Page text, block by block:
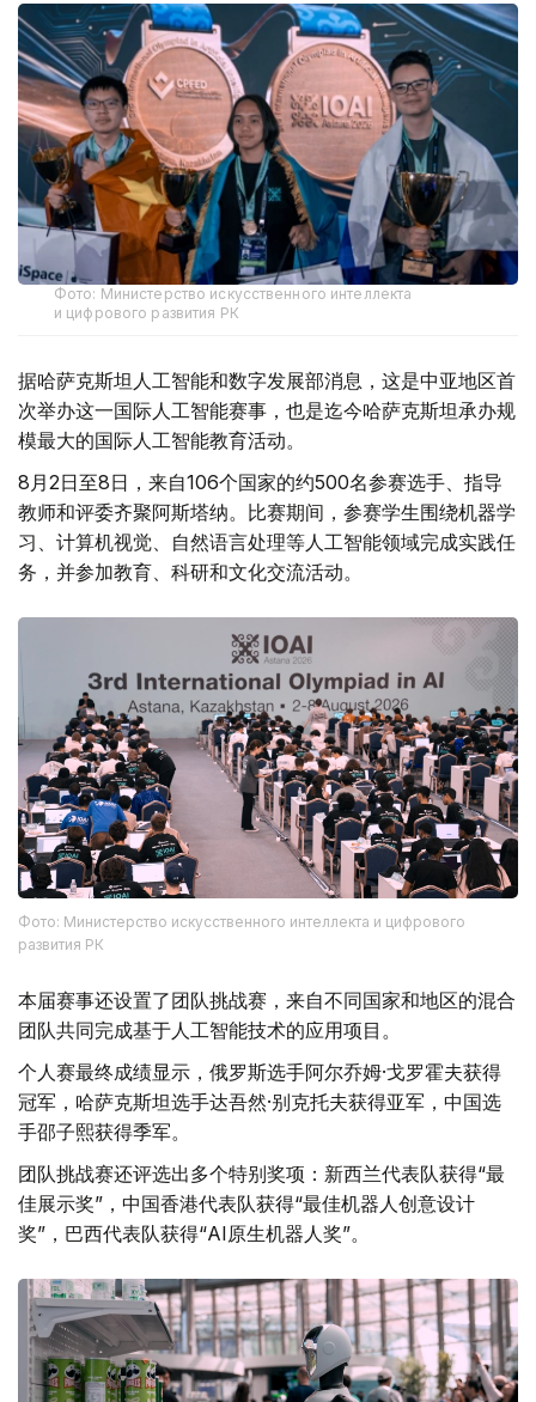
Фото: Министерство искусственного интеллекта
и цифрового развития РК
据哈萨克斯坦人工智能和数字发展部消息，这是中亚地区首
次举办这一国际人工智能赛事，也是迄今哈萨克斯坦承办规
模最大的国际人工智能教育活动。
8月2日至8日，来自106个国家的约500名参赛选手、指导
教师和评委齐聚阿斯塔纳。比赛期间，参赛学生围绕机器学
习、计算机视觉、自然语言处理等人工智能领域完成实践任
务，并参加教育、科研和文化交流活动。
Фото: Министерство искусственного интеллекта и цифрового
развития РК
本届赛事还设置了团队挑战赛，来自不同国家和地区的混合
团队共同完成基于人工智能技术的应用项目。
个人赛最终成绩显示，俄罗斯选手阿尔乔姆·戈罗霍夫获得
冠军，哈萨克斯坦选手达吾然·别克托夫获得亚军，中国选
手邵子熙获得季军。
团队挑战赛还评选出多个特别奖项：新西兰代表队获得“最
佳展示奖”，中国香港代表队获得“最佳机器人创意设计
奖”，巴西代表队获得“AI原生机器人奖”。